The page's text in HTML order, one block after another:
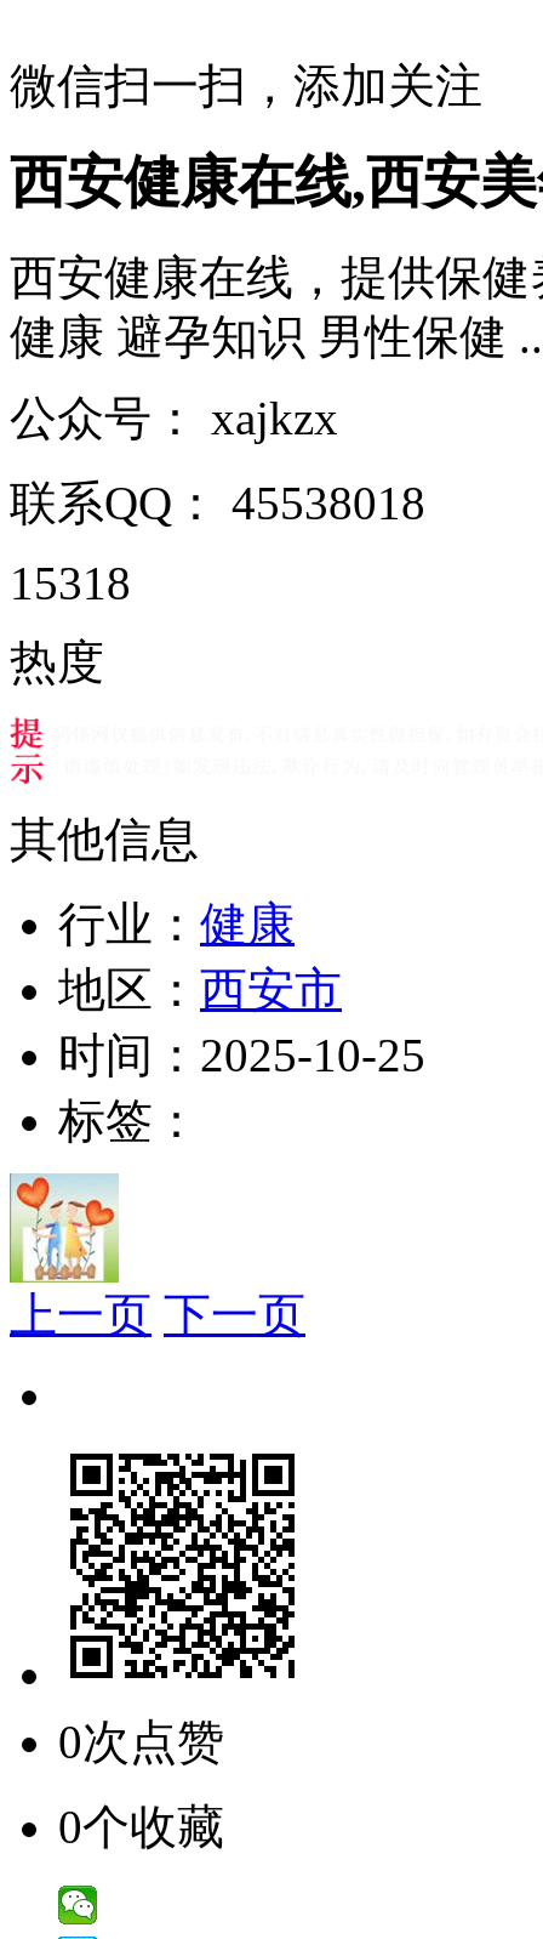
微信扫一扫，添加关注
西安健康在线,西安
西安健康在线，提供保
健康 避孕知识 男性保健
公众号： xajkzx
联系QQ： 45538018
15318
热度
其他信息
行业： 健康
地区： 西安市
时间： 2025-10-25
标签：
上一页 下一页
0次点赞
0个收藏